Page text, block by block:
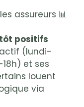
assureurs 📊
positifs
(lundi-
et ses
louent
via